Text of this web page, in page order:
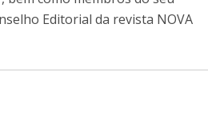
Editorial da revista NOVA